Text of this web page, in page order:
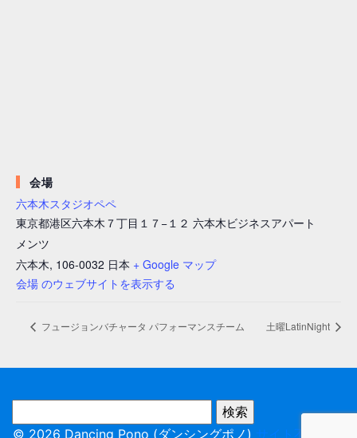
会場
六本木スタジオペペ
東京都港区六本木７丁目１７−１２ 六本木ビジネスアパート
メンツ
六本木, 106-0032 日本 + Google マップ
会場 のウェブサイトを表示する
フュージョンバチャータ パフォーマンスチーム 土曜LatinNight
© 2026 Dancing Pono (ダンシングポノ) サイト不具合報